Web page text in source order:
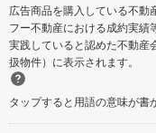
広告商品を購入している不動
フー不動産における成約実績
実践していると認めた不動産
扱物件）に表示されます。
タップすると用語の意味が書